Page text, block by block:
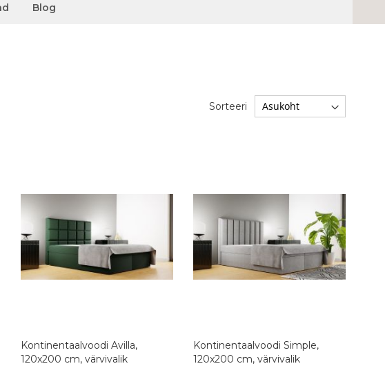
Blog
Sorteeri
Kontinentaalvoodi Avilla,
120x200 cm, värvivalik
Kontinentaalvoodi Simple,
120x200 cm, värvivalik